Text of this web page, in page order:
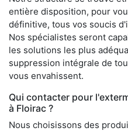
entière disposition, pour
définitive, tous vos soucis
Nos spécialistes seront
les solutions les plus
suppression intégrale de
vous envahissent.
Qui contacter pour
à Floirac ?
Nous choisissons des